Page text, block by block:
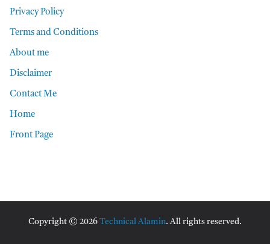
Privacy Policy
Terms and Conditions
About me
Disclaimer
Contact Me
Home
Front Page
Copyright © 2026 Technical Alamin. All rights reserved.